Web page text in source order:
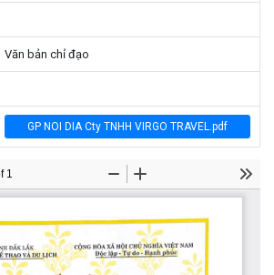
Văn bản chỉ đạo
GP NOI DIA Cty TNHH VIRGO TRAVEL.pdf